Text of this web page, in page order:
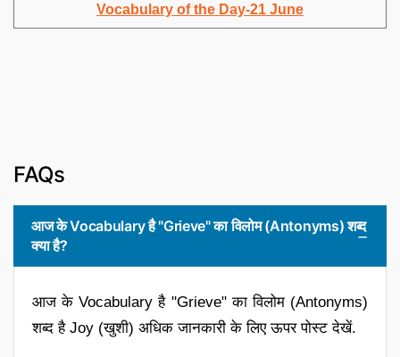
Vocabulary of the Day-21 June
FAQs
आज के Vocabulary है "Grieve" का विलोम (Antonyms) शब्द
क्या है?
आज के Vocabulary है "Grieve" का विलोम (Antonyms)
शब्द है Joy (खुशी) अधिक जानकारी के लिए ऊपर पोस्ट देखें.